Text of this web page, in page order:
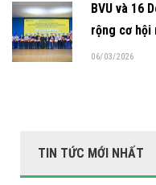
BVU và 16
rộng cơ hội
06/03/2026
TIN TỨC MỚI NHẤT